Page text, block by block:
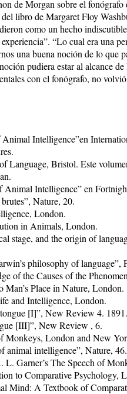
de Morgan sobre el fonógrafo
libro de Margaret Floy
como un hecho
“Lo cual era una
una buena noción de lo que
pudiera estar al alcance
con el fonógrafo, no
Intelligence”en
Language, Bristol. Este
Intelligence” en
Nature, 20.
London.
in Animals, London.
stage, and the origin of
philosophy of language”,
of the Causes of the
Place in Nature, London.
and Intelligence, London.
[I]”, New Review 4.
[III]”, New Review , 6.
Monkeys, London and New
intelligence”, Nature, 46.
Garner’s The Speech of
to Comparative Psychology,
Mind: A Textbook of